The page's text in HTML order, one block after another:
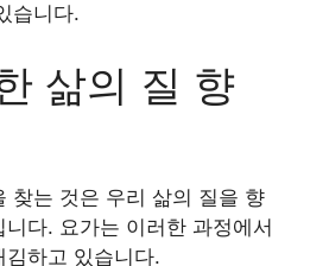
습니다.
삶의 질 향
찾는 것은 우리 삶의 질을 향
다. 요가는 이러한 과정에서
하고 있습니다.